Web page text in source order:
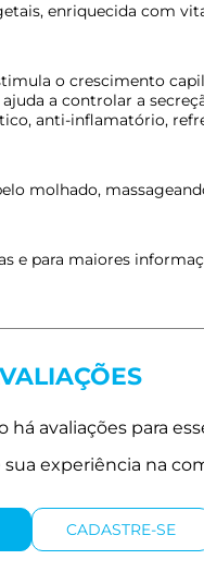
enriquecida com
o crescimento
a controlar a
anti-inflamatório,
molhado,
e para maiores
CADASTRE-SE